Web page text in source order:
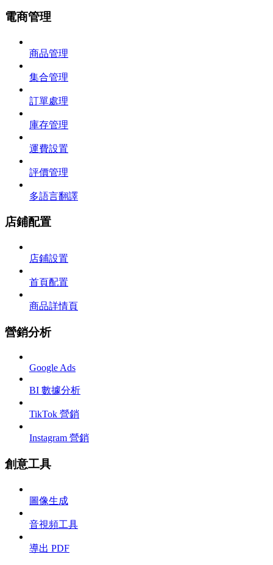
電商管理
商品管理
集合管理
訂單處理
庫存管理
運費設置
評價管理
多語言翻譯
店鋪配置
店鋪設置
首頁配置
商品詳情頁
營銷分析
Google Ads
BI 數據分析
TikTok 營銷
Instagram 營銷
創意工具
圖像生成
音視頻工具
導出 PDF